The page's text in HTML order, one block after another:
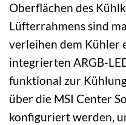
Oberflächen des
Lüfterrahmens sind
verleihen dem Kühler
integrierten ARGB-
funktional zur
über die MSI Center
konfiguriert werden,